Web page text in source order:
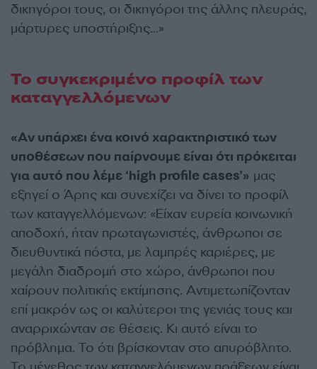
δικηγόροι τους, οι δικηγόροι της άλλης πλευράς,
μάρτυρες υποστήριξης…»
Το συγκεκριμένο προφίλ των
καταγγελλόμενων
«Αν υπάρχει ένα κοινό χαρακτηριστικό των
υποθέσεων που παίρνουμε είναι ότι πρόκειται
για αυτό που λέμε ‘high profile cases’» μας
εξηγεί ο Άρης και συνεχίζει να δίνει το προφίλ
των καταγγελλόμενων: «Είχαν ευρεία κοινωνική
αποδοχή, ήταν πρωταγωνιστές, άνθρωποι σε
διευθυντικά πόστα, με λαμπρές καριέρες, με
μεγάλη διαδρομή στο χώρο, άνθρωποι που
χαίρουν πολιτικής εκτίμησης. Αντιμετωπίζονταν
επί μακρόν ως οι καλύτεροι της γενιάς τους και
αναρριχώνταν σε θέσεις. Κι αυτό είναι το
πρόβλημα. Το ότι βρίσκονταν στο απυρόβλητο.